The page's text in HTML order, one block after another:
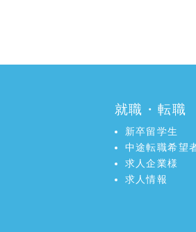
就職・転職
新卒留学生
中途転職希望
求人企業様
求人情報